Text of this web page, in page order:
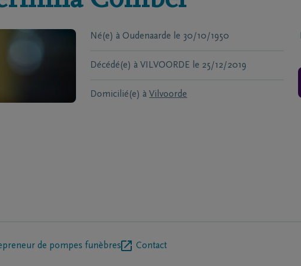
Né(e) à Oudenaarde le 30/10/1950
Décédé(e) à VILVOORDE le 25/12/2019
Domicilié(e) à Vilvoorde
de pompes funèbres Contact